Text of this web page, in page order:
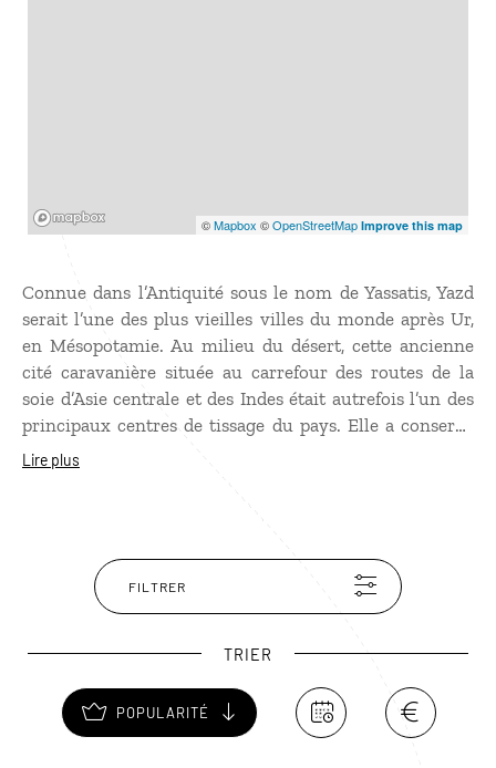
©Mapbox ©OpenStreetMap Improve this map
Connue dans l’Antiquité sous le nom de Yassatis, Yazd
serait l’une des plus vieilles villes du monde après Ur,
en Mésopotamie. Au milieu du désert, cette ancienne
cité caravanière située au carrefour des routes de la
soie d’Asie centrale et des Indes était autrefois l’un des
principaux centres de tissage du pays. Elle a conservé
des vieux quartiers en pisé de toute beauté hérissés de
Lire plus
FILTRER
TRIER
POPULARITÉ